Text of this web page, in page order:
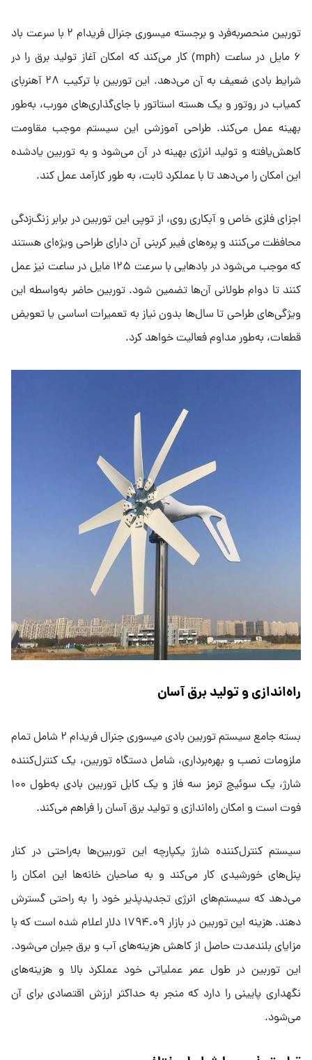
توربین منحصربه‌فرد و برجسته میسوری جنرال فریدام ۲ با سرعت باد
۶ مایل در ساعت (mph) کار می‌کند که امکان آغاز تولید برق را در
شرایط بادی ضعیف به آن می‌دهد. این توربین با ترکیب ۲۸ آهنربای
کمیاب در روتور و یک هسته استاتور با جای‌گذاری‌های مورب، به‌طور
بهینه عمل می‌کند. طراحی آموزشی این سیستم موجب مقاومت
کاهش‌یافته و تولید انرژی بهینه در آن می‌شود و به توربین یادشده
این امکان را می‌دهد تا با عملکرد ثابت، به طور کارآمد عمل کند.
اجزای فلزی خاص و آبکاری روی، از توپی این توربین در برابر زنگ‌زدگی
محافظت می‌کنند و پره‌های فیبر کربنی آن دارای طراحی ویژه‌ای هستند
که موجب می‌شود در بادهایی با سرعت ۱۲۵ مایل در ساعت نیز عمل
کنند تا دوام طولانی آن‌ها تضمین شود. توربین حاضر به‌واسطه این
ویژگی‌های طراحی تا سال‌ها بدون نیاز به تعمیرات اساسی یا تعویض
قطعات، به‌طور مداوم فعالیت خواهد کرد.
راه‌اندازی و تولید برق آسان
بسته جامع سیستم توربین بادی میسوری جنرال فریدام ۲ شامل تمام
ملزومات نصب و بهره‌برداری، شامل دستگاه توربین، یک کنترل‌کننده
شارژ، یک سوئیچ ترمز سه فاز و یک کابل توربین بادی به‌طول ۱۰۰
فوت است و امکان راه‌اندازی و تولید برق آسان را فراهم می‌کند.
سیستم کنترل‌کننده شارژ یکپارچه این توربین‌ها به‌راحتی در کنار
پنل‌های خورشیدی کار می‌کند و به صاحبان خانه‌ها این امکان را
می‌دهد که سیستم‌های انرژی تجدیدپذیر خود را به راحتی گسترش
دهند. هزینه این توربین در بازار ۱۷۹۴.۰۹ دلار اعلام شده است که با
مزایای بلندمدت حاصل از کاهش هزینه‌های آب و برق جبران می‌شود.
این توربین در طول عمر عملیاتی خود عملکرد بالا و هزینه‌های
نگهداری پایینی را دارد که منجر به حداکثر ارزش اقتصادی برای آن
می‌شود.